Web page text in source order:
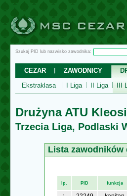
Szukaj PID lub nazwisko zawodnika:
CEZAR ZAWODNICY
Ekstraklasa
I Liga II Liga III
Drużyna ATU
Trzecia Liga, Podlaski
Lista zawodników
lp. PID funkcja